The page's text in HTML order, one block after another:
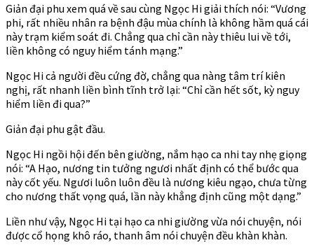
Giản đại phu xem quá về sau cùng Ngọc Hi giải thích nói: “Vương
phi, rất nhiều nhân ra bệnh đậu mùa chính là không hầm quá cái
này trạm kiểm soát đi. Chẳng qua chỉ cần này thiêu lui về tới,
liền không có nguy hiểm tánh mạng.”
Ngọc Hi cả người đều cứng đờ, chẳng qua nàng tâm trí kiên
nghị, rất nhanh liền bình tĩnh trở lại: “Chỉ cần hết sốt, kỳ nguy
hiểm liền đi qua?”
Giản đại phu gật đầu.
Ngọc Hi ngồi hội đến bên giường, nắm hạo ca nhi tay nhẹ giọng
nói: “A Hạo, nương tin tưởng ngươi nhất định có thể bước qua
này cốt yếu. Ngươi luôn luôn đều là nương kiêu ngạo, chưa từng
cho nương thất vọng quá, lần này khẳng định cũng một dạng.”
Liền như vậy, Ngọc Hi tại hạo ca nhi giường vừa nói chuyện, nói
được cổ họng khô ráo, thanh âm nói chuyện đều khàn khàn.